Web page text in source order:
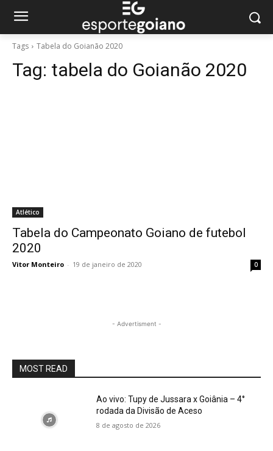
Tags Tabela do Goianão 2020
Tag: tabela do Goianão 2020
Atlético
Tabela do Campeonato Goiano de futebol
2020
Vitor Monteiro - 19 de janeiro de 2020 0
- Advertisment -
MOST READ
Ao vivo: Tupy de Jussara x Goiânia – 4°
rodada da Divisão de Aceso
8 de agosto de 2026